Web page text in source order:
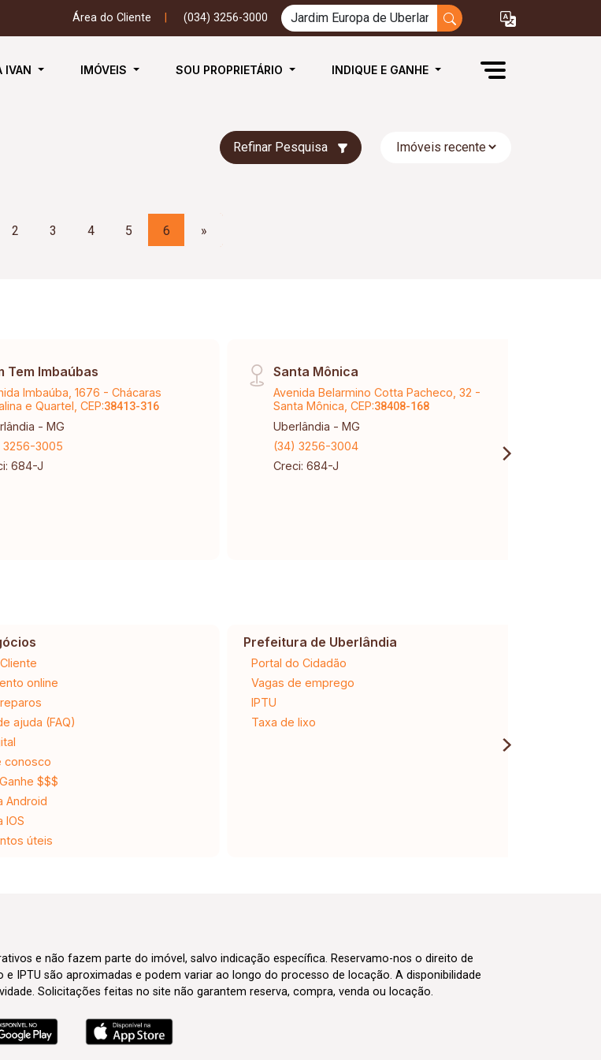
Área do Cliente (034) 3256-3000
IVAN IMÓVEIS SOU PROPRIETÁRIO INDIQUE E GANHE
Refinar Pesquisa
2 3 4 5 6 »
Tem Imbaúbas
Imbaúba, 1676 - Chácaras
e Quartel, CEP:38413-316
- MG
3256-3005
684-J
Santa Mônica
Avenida Belarmino Cotta Pacheco, 32 -
Santa Mônica, CEP:38408-168
Uberlândia - MG
(34) 3256-3004
Creci: 684-J
online
ajuda (FAQ)
conosco
$$$
Android
IOS
úteis
Prefeitura de Uberlândia
Portal do Cidadão
Vagas de emprego
IPTU
Taxa de lixo
e não fazem parte do imóvel, salvo indicação específica. Reservamo-nos o direito de
IPTU são aproximadas e podem variar ao longo do processo de locação. A disponibilidade
Solicitações feitas no site não garantem reserva, compra, venda ou locação.